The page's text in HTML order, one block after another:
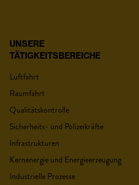
UNSERE
TÄTIGKEITSBEREICHE
Luftfahrt
Raumfahrt
Qualitätskontrolle
Sicherheits- und Polizeikräfte
Infrastrukturen
Kernenergie und Energieerzeugung
Industrielle Prozesse